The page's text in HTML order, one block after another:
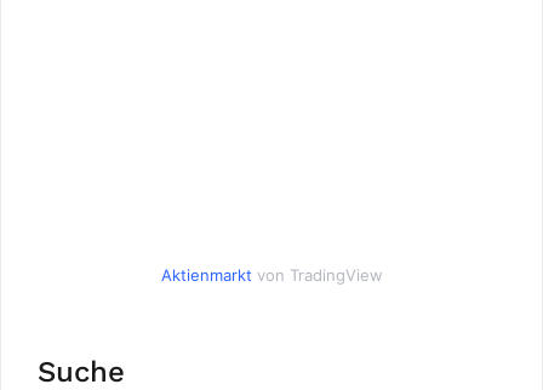
Aktienmarkt von TradingView
Suche